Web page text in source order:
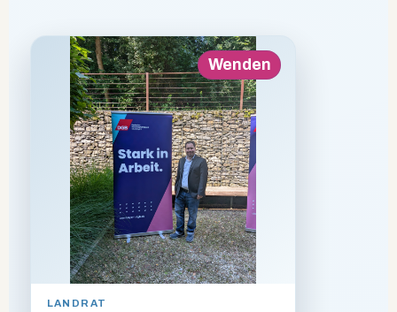
LANDRAT
Wenden
ALTER
40
BERUF
Zurück